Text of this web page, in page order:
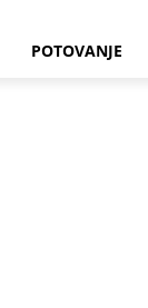
POTOVANJE